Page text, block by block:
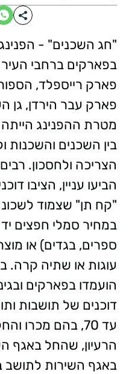
"חג השכנים" -
בפארקים ברחבי
פארק רייספלד,
פארק עבר הירדן, גן
מטרת ההפנינג
בין השכנים והשכנות
הצריכה ולחסכון.
הביעו עניין, הציבו
"קח תן" שצמוד
במחיר סמלי חפצים
ספרים, בגדים) או
עוגות או שתיה קרה.
עד 70, בהם מכרו
הרעיון, שהחל באגף
באגף השירות לתושב